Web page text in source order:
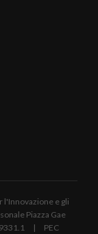
e gli
Piazza Gae
| PEC